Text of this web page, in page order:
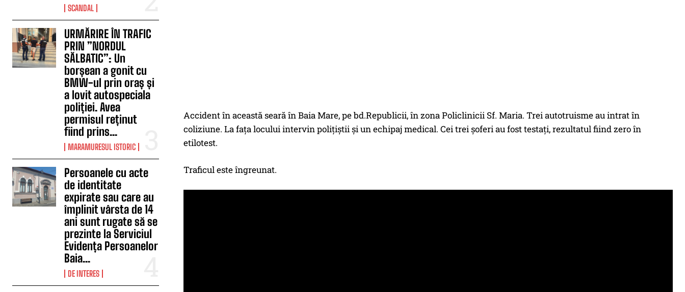
SCANDAL
URMĂRIRE ÎN TRAFIC
PRIN ”NORDUL
SĂLBATIC”: Un
borșean a gonit cu
BMW-ul prin oraș și
a lovit autospeciala
poliției. Avea
permisul reținut
fiind prins...
MARAMURESUL ISTORIC
Persoanele cu acte
de identitate
expirate sau care au
împlinit vârsta de 14
ani sunt rugate să se
prezinte la Serviciul
Evidența Persoanelor
Baia...
DE INTERES
Accident în această seară în Baia Mare, pe bd.Republicii, în zona Policlinicii Sf. Maria. Trei autotruisme au intrat în
coliziune. La faţa locului intervin poliţiştii şi un echipaj medical. Cei trei şoferi au fost testaţi, rezultatul fiind zero în
etilotest.
Traficul este îngreunat.